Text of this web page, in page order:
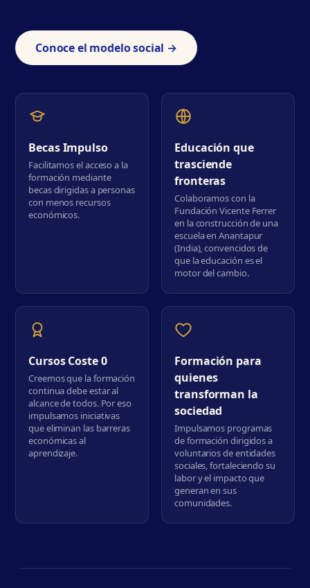
Conoce el modelo social →
Becas Impulso
Facilitamos el acceso a la
formación mediante
becas dirigidas a personas
con menos recursos
económicos.
Educación que
trasciende
fronteras
Colaboramos con la
Fundación Vicente Ferrer
en la construcción de una
escuela en Anantapur
(India), convencidos de
que la educación es el
motor del cambio.
Cursos Coste 0
Creemos que la formación
continua debe estar al
alcance de todos. Por eso
impulsamos iniciativas
que eliminan las barreras
económicas al
aprendizaje.
Formación para
quienes
transforman la
sociedad
Impulsamos programas
de formación dirigidos a
voluntarios de entidades
sociales, fortaleciendo su
labor y el impacto que
generan en sus
comunidades.